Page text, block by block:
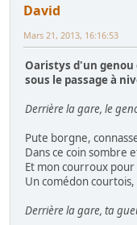
David
Mars 21, 2013, 16:16:53
Oaristys d'un genou
sous le passage à
Derrière la gare, le
Pute borgne,
Dans ce coin sombre
Et mon courroux
Un comédon
Derrière la gare, ta